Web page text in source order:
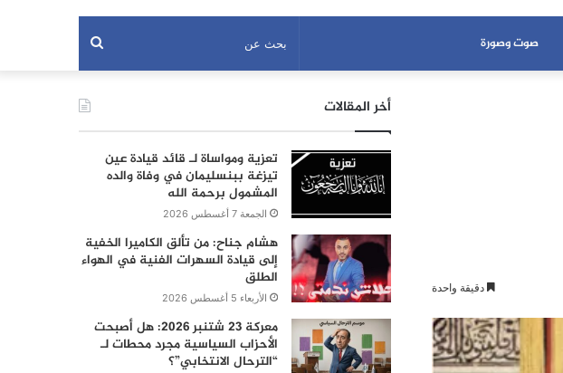
صوت وصورة بحث
عن
دقيقة واحدة
أخر المقالات
تعزية ومواساة لـ قائد قيادة عين
تيزغة ببنسليمان في وفاة والده
المشمول برحمة الله
الجمعة 7 أغسطس 2026
هشام جناح: من تألق الكاميرا الخفية
إلى قيادة السهرات الفنية في الهواء
الطلق
الأربعاء 5 أغسطس 2026
معركة 23 شتنبر 2026: هل أصبحت
الأحزاب السياسية مجرد محطات لـ
“الترحال الانتخابي”؟